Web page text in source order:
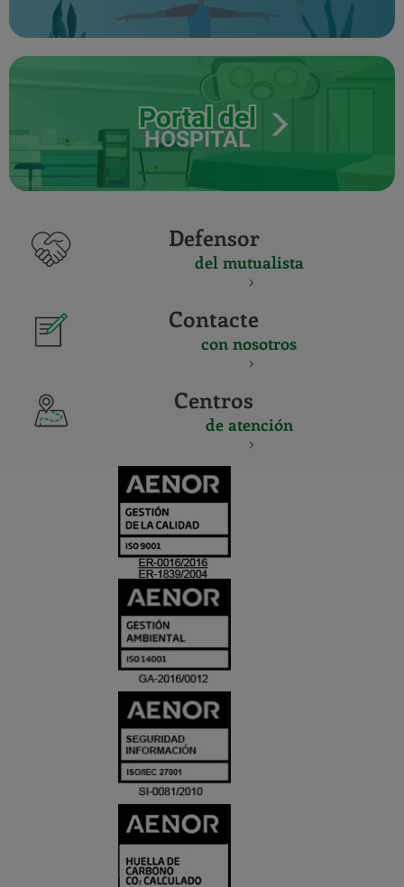
Portal del
HOSPITAL
Defensor
del mutualista
Contacte
con nosotros
Centros
de atención